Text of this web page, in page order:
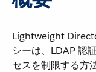
Lightweight
シーは、LDAP 認
セスを制限する方